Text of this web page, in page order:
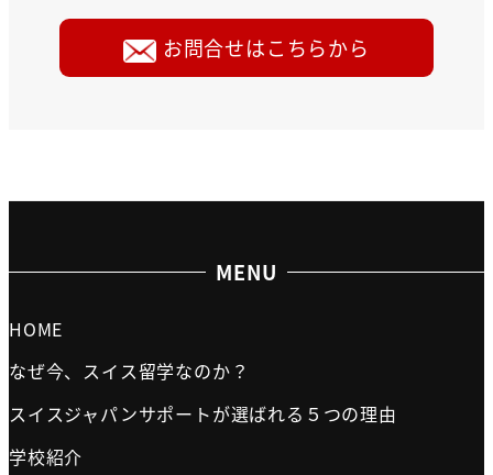
お問合せはこちらから
MENU
HOME
なぜ今、スイス留学なのか？
スイスジャパンサポートが選ばれる５つの理由
学校紹介